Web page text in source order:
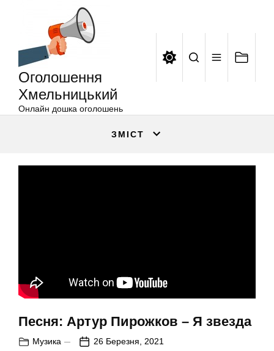
Оголошення
Хмельницький
Онлайн дошка оголошень
ЗМІСТ
Песня: Артур Пирожков – Я звезда
Музика 26 Березня, 2021